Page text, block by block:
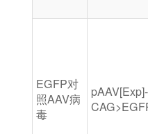
EGFP对
照AAV病
毒
pAAV[Exp]-